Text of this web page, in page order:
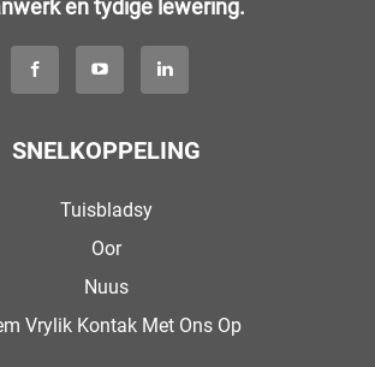
en tydige lewering.
SNELKOPPELING
Tuisbladsy
Oor
Nuus
Vrylik Kontak Met Ons Op